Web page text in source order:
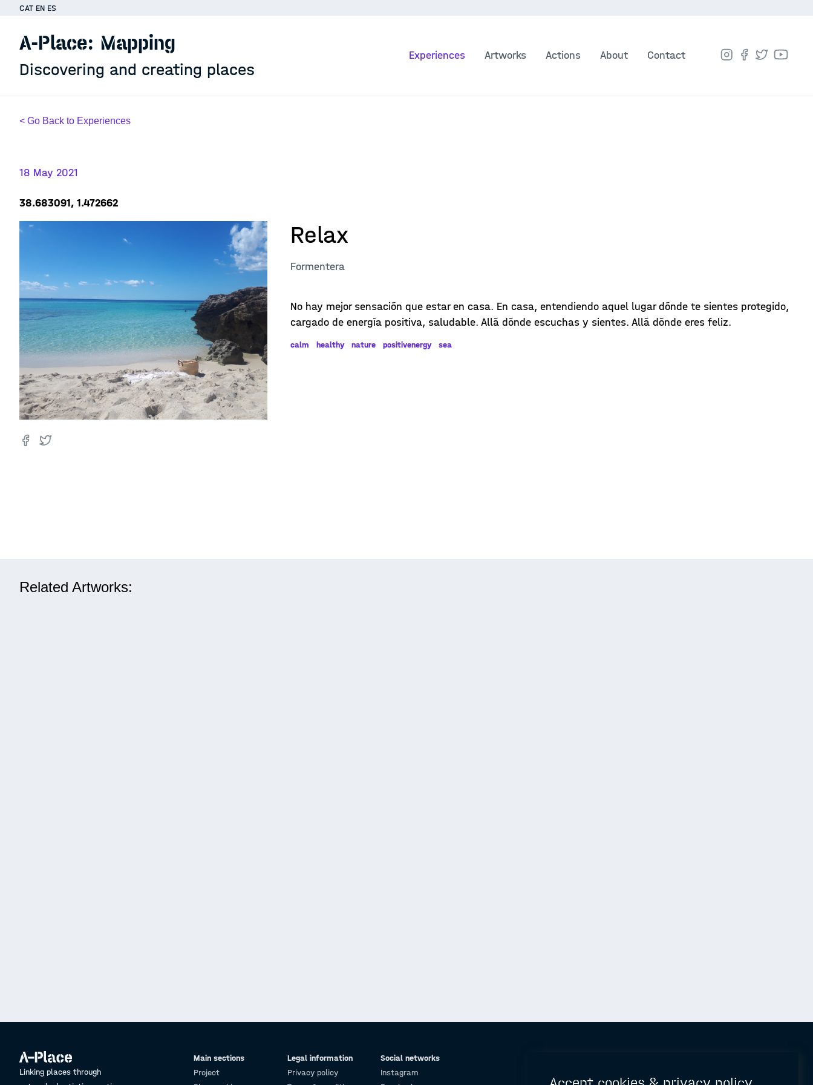
CAT EN ES
A-Place: Mapping
Discovering and creating places
Experiences Artworks Actions About Contact
< Go Back to Experiences
18 May 2021
38.683091, 1.472662
Relax
Formentera
No hay mejor sensación que estar en casa. En casa, entendiendo aquel lugar dónde te sientes protegido,
cargado de energía positiva, saludable. Allá dónde escuchas y sientes. Allá dónde eres feliz.
calm healthy nature positivenergy sea
Related Artworks:
Linking places through
Main sections
Project
Legal information
Privacy policy
Social networks
Instagram